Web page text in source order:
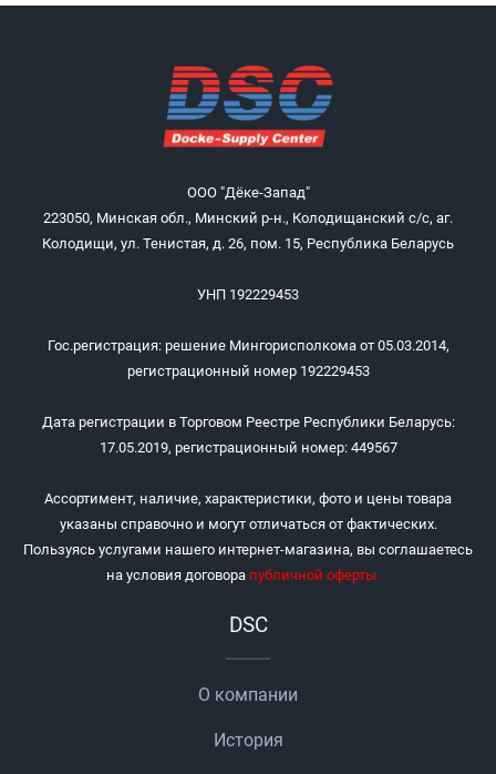
ООО "Дёке-Запад"
223050, Минская обл., Минский р-н., Колодищанский с/с, аг.
Колодищи, ул. Тенистая, д. 26, пом. 15, Республика Беларусь
УНП 192229453
Гос.регистрация: решение Мингорисполкома от 05.03.2014,
регистрационный номер 192229453
Дата регистрации в Торговом Реестре Республики Беларусь:
17.05.2019, регистрационный номер: 449567
Ассортимент, наличие, характеристики, фото и цены товара
указаны справочно и могут отличаться от фактических.
Пользуясь услугами нашего интернет-магазина, вы соглашаетесь
на условия договора публичной оферты.
DSC
О компании
История